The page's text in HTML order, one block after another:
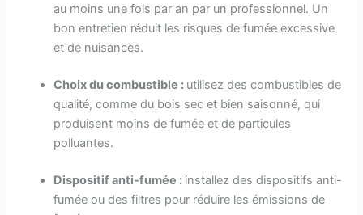
au moins une fois par an par un professionnel. Un
bon entretien réduit les risques de fumée excessive
et de nuisances.
Choix du combustible : utilisez des combustibles de
qualité, comme du bois sec et bien saisonné, qui
produisent moins de fumée et de particules
polluantes.
Dispositif anti-fumée : installez des dispositifs anti-
fumée ou des filtres pour réduire les émissions de